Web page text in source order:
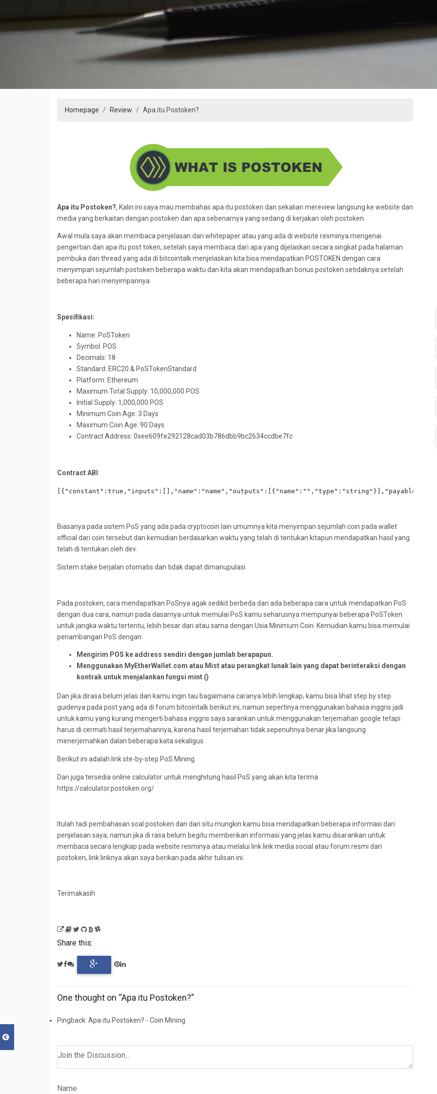
Homepage Review Apa itu Postoken?
Apa itu Postoken?, Kalin ini saya mau membahas apa itu postoken dan sekalian mereview langsung ke website dan
media yang berkaitan dengan postoken dan apa sebenarnya yang sedang di kerjakan oleh postoken.
Awal mula saya akan membaca penjelasan dari whitepaper atau yang ada di website resminya mengenai
pengertian dan apa itu post token, setelah saya membaca dari apa yang dijelaskan secara singkat pada halaman
pembuka dari thread yang ada di bitcointalk menjelaskan kita bisa mendapatkan POSTOKEN dengan cara
menyimpan sejumlah postoken beberapa waktu dan kita akan mendapatkan bonus postoken setidaknya setelah
beberapa hari menyimpannya.
Spesifikasi:
Name: PoSToken
Symbol: POS
Decimals: 18
Standard: ERC20 & PoSTokenStandard
Platform: Ethereum
Maximum Total Supply: 10,000,000 POS
Initial Supply: 1,000,000 POS
Minimum Coin Age: 3 Days
Maximum Coin Age: 90 Days
Contract Address: 0xee609fe292128cad03b786dbb9bc2634ccdbe7fc
Contract ABI :
Biasanya pada sistem PoS yang ada pada cryptocoin lain umumnya kita menyimpan sejumlah coin pada wallet
official dari coin tersebut dan kemudian berdasarkan waktu yang telah di tentukan kitapun mendapatkan hasil yang
telah di tentukan oleh dev.
Sistem stake berjalan otomatis dan tidak dapat dimanupulasi.
Pada postoken, cara mendapatkan PoSnya agak sedikit berbeda dan ada beberapa cara untuk mendapatkan PoS
dengan dua cara, namun pada dasarnya untuk memulai PoS kamu seharusnya mempunyai beberapa PoSToken
untuk jangka waktu tertentu, lebih besar dari atau sama dengan Usia Minimum Coin. Kemudian kamu bisa memulai
penambangan PoS dengan:
Mengirim POS ke address sendiri dengan jumlah berapapun.
Menggunakan MyEtherWallet.com atau Mist atau perangkat lunak lain yang dapat berinteraksi dengan
kontrak untuk menjalankan fungsi mint ()
Dan jika dirasa belum jelas dan kamu ingin tau bagaimana caranya lebih lengkap, kamu bisa lihat step by step
guidenya pada post yang ada di forum bitcointalk berikut ini, namun sepertinya menggunakan bahasa inggris jadi
untuk kamu yang kurang mengerti bahasa inggris saya sarankan untuk menggunakan terjemahan google tetapi
harus di cermati hasil terjemahannya, karena hasil terjemahan tidak sepenuhnya benar jika langsung
menerjemahkan dalan beberapa kata sekaligus.
Berikut ini adalah link ste-by-step PoS Mining.
Dan juga tersedia online calculator untuk menghitung hasil PoS yang akan kita terima
https://calculator.postoken.org/
Itulah tadi pembahasan soal postoken dan dari situ mungkin kamu bisa mendapatkan beberapa informasi dari
penjelasan saya, namun jika di rasa belum begitu memberikan informasi yang jelas kamu disarankan untuk
membaca secara lengkap pada website resminya atau melalui link link media social atau forum resmi dari
postoken, link linknya akan saya berikan pada akhir tulisan ini.
Terimakasih
Share this:
One thought on “Apa itu Postoken?”
Pingback: Apa itu Postoken? - Coin Mining